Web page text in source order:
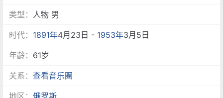
类型： 人物 男
时代： 1891年4月23日 - 1953年3月5日
年龄： 61岁
关系：查看音乐圈
地区：俄罗斯